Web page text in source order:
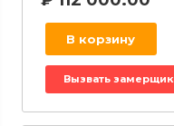
В корзину
Вызвать